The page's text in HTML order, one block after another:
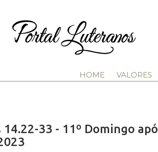
HOME VALORES
33 - 11º Domingo